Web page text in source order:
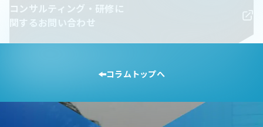
コンサルティング・研修に
関するお問い合わせ
コラムトップへ